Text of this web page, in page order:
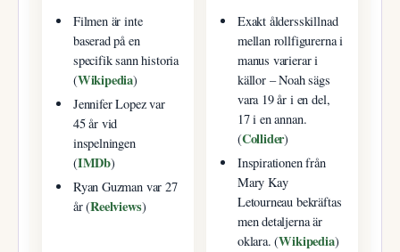
Filmen är inte
baserad på en
specifik sann historia
(Wikipedia)
Jennifer Lopez var
45 år vid
inspelningen
(IMDb)
Ryan Guzman var 27
år (Reelviews)
Exakt åldersskillnad
mellan rollfigurerna i
manus varierar i
källor – Noah sägs
vara 19 år i en del,
17 i en annan.
(Collider)
Inspirationen från
Mary Kay
Letourneau bekräftas
men detaljerna är
oklara. (Wikipedia)